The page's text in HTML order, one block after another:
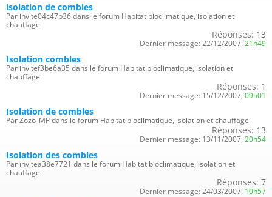
isolation de combles
Par invite04c47b36 dans le forum Habitat bioclimatique, isolation et
chauffage
Réponses: 13
Dernier message: 22/12/2007, 21h49
Isolation combles
Par invitef3be6a35 dans le forum Habitat bioclimatique, isolation et
chauffage
Réponses: 1
Dernier message: 15/12/2007, 09h01
Isolation de combles
Par Zozo_MP dans le forum Habitat bioclimatique, isolation et chauffage
Réponses: 13
Dernier message: 13/11/2007, 20h54
Isolation des combles
Par invitea38e7721 dans le forum Habitat bioclimatique, isolation et
chauffage
Réponses: 7
Dernier message: 24/03/2007, 10h57